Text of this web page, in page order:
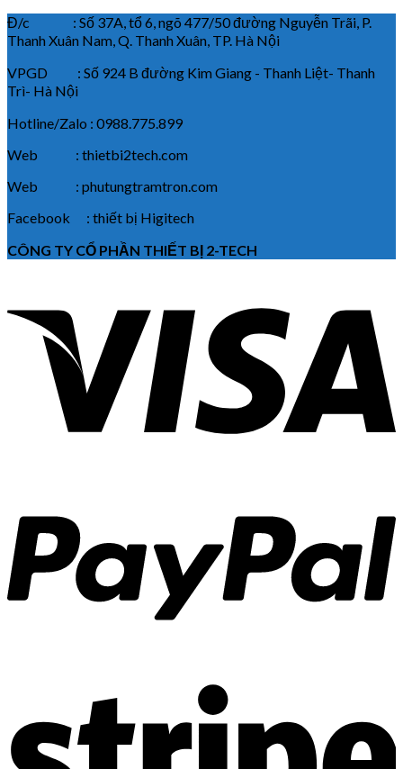
Đ/c : Số 37A, tổ 6, ngõ 477/50 đường Nguyễn Trãi, P.
Thanh Xuân Nam, Q. Thanh Xuân, TP. Hà Nội
VPGD : Số 924 B đường Kim Giang - Thanh Liệt- Thanh
Trì- Hà Nội
Hotline/Zalo : 0988.775.899
Web : thietbi2tech.com
Web : phutungtramtron.com
Facebook : thiết bị Higitech
CÔNG TY CỔ PHẦN THIẾT BỊ 2-TECH